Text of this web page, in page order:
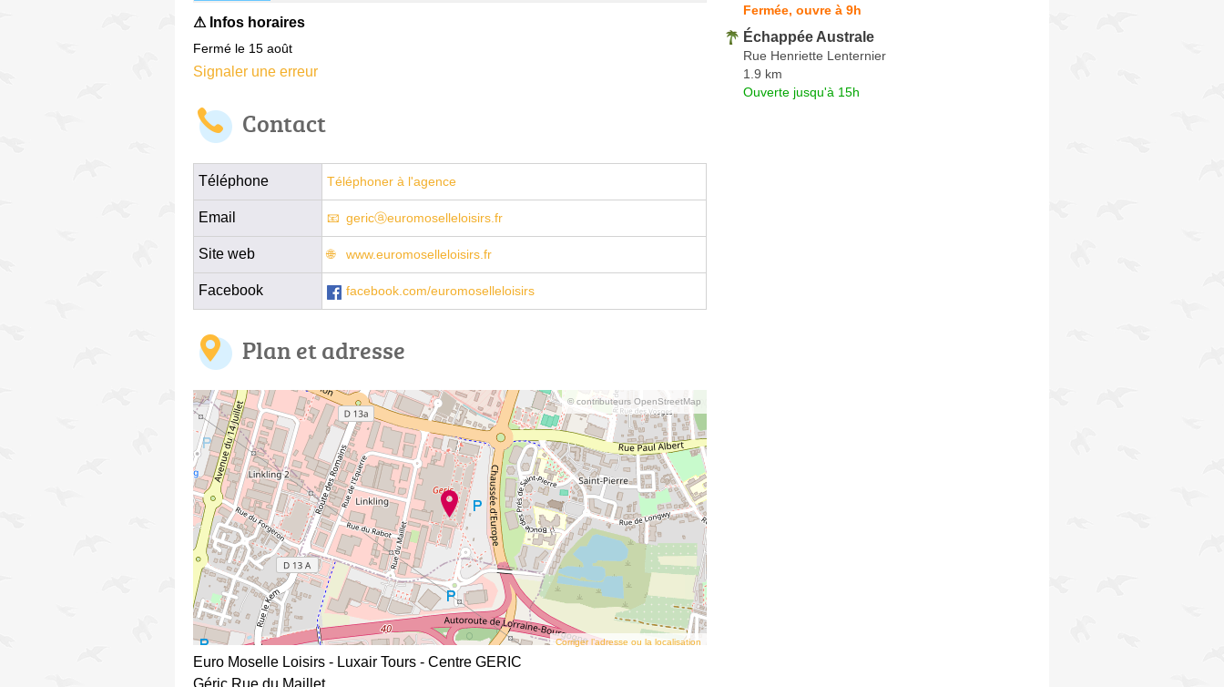
Fermé le 15 août
Signaler une erreur
Contact
Téléphone Téléphoner à l'agence
Email gericⓐeuromoselleloisirs.fr
Site web www.euromoselleloisirs.fr
Facebook facebook.com/euromoselleloisirs
Plan et adresse
© contributeurs OpenStreetMap
Corriger l’adresse ou la localisation
Euro Moselle Loisirs - Luxair Tours - Centre GERIC
Géric Rue du Maillet
Fermée, ouvre à 9h
Échappée Australe
Rue Henriette Lenternier
1.9 km
Ouverte jusqu'à 15h